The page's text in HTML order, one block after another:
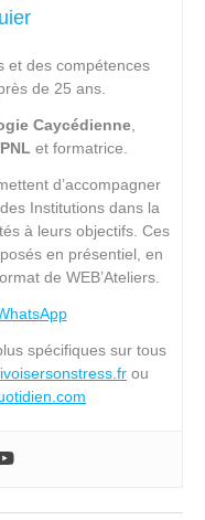
et des compétences
de 25 ans.
Caycédienne,
PNL et formatrice.
d’accompagner
Institutions dans la
à leurs objectifs. Ces
en présentiel, en
de WEB’Ateliers.
spécifiques sur tous
ou